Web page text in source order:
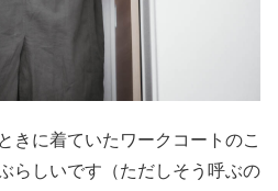
きに着ていたワークコートのこ
らしいです（ただしそう呼ぶの